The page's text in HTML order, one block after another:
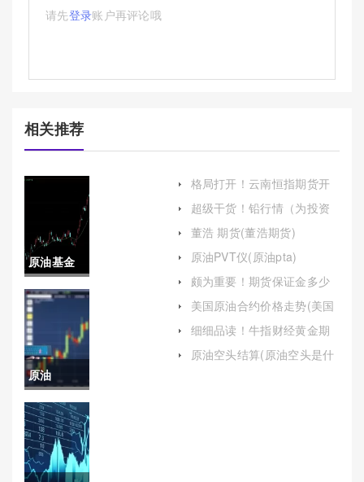
请先登录账户再评论哦
相关推荐
原油基金
什么(原油
基金什么
时候暂停
购入的)
原油
20210418(原
油2021年
价格)
格局打开！云南恒指期货开
超级干货！铅行情（为投资
董浩 期货(董浩期货)
原油PVT仪(原油pta)
颇为重要！期货保证金多少
美国原油合约价格走势(美国
细细品读！牛指财经黄金期
互动的完美结合)
原油空头结算(原油空头是什